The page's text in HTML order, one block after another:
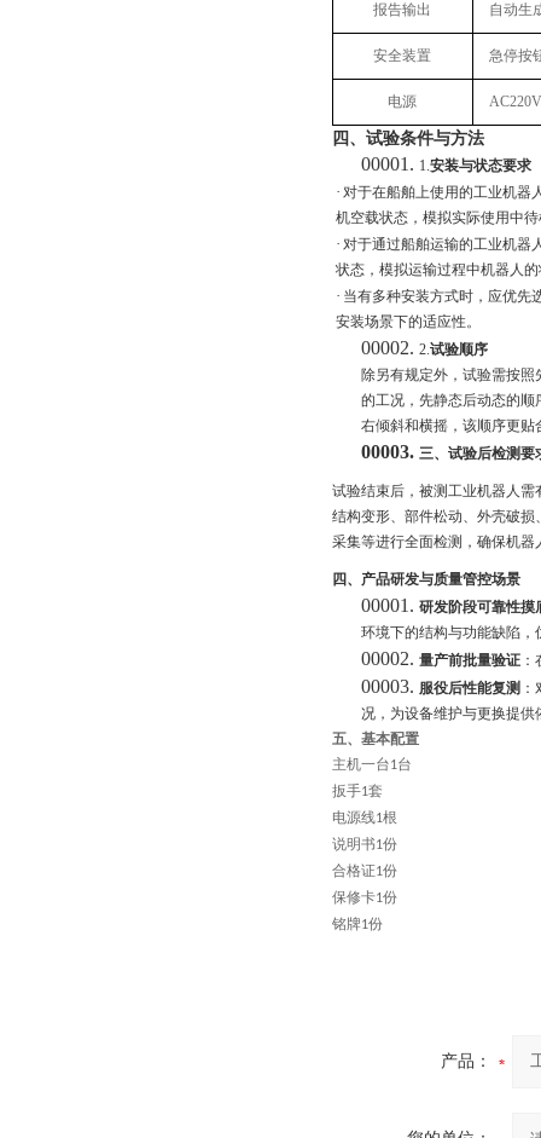
报告输出 自动生
安全装置 急停按
电源
四 、试验条件与方法
00001. 1.‌安装与状态要求
· 对于在船舶上使用的工业机器
机空载状态，模拟实际使用中
· 对于通过船舶运输的工业机器
状态，模拟运输过程中机器人
· 当有多种安装方式时，应优先
安装场景下的适应性。
00002. 2.‌试验顺序
除另有规定外，试验需按
的工况，先静态后动态的
右倾斜和横摇，该顺序更
00003. 三、试验后检测要
试验结束后，被测工业机器人
结构变形、部件松动、外壳破
采集等进行全面检测，确保机
四、 产品研发与质量管控场景
00001. 研发阶段可靠性摸
环境下的结构与功能缺陷
00002. 量产前批量验证
00003. 服役后性能复测
况，为设备维护与更换提供
五、基本配置
主机一台1台
扳手1套
电源线1根
说明书1份
合格证1份
保修卡1份
铭牌1份
产品：